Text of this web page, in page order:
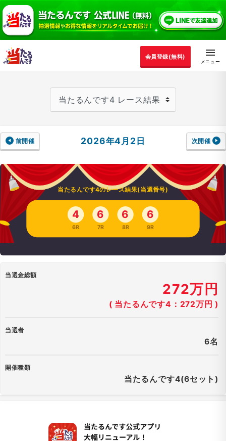
会員登録(無料)
前開催 2026年4月2日 次開催
当たるんです4のレース結果(当選番号)
4
6R
6
7R
6
8R
6
9R
当選金総額
272万円
( 当たるんです4：272万円 )
当選者
6名
開催種類
当たるんです4(6セット)